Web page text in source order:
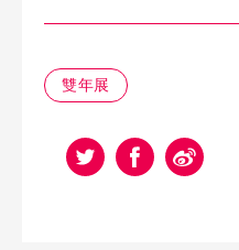
雙年展